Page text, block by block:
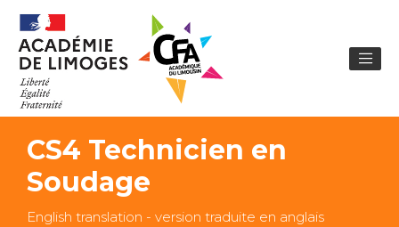
CS4 Technicien en
Soudage
English translation - version traduite en anglais